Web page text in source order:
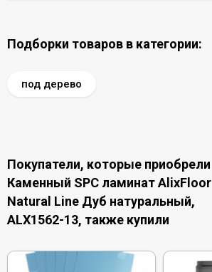
Подборки товаров в категории:
под дерево
Покупатели, которые приобрели
Каменный SPC ламинат AlixFloor
Natural Line Дуб натуральный,
ALX1562-13, также купили